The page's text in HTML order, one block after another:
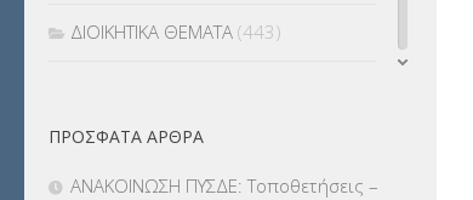
ΔΙΟΙΚΗΤΙΚΑ ΘΕΜΑΤΑ (443)
ΕΚΔΡΟΜΕΣ(7.354)
ΠΡΌΣΦΑΤΑ ΆΡΘΡΑ
ΑΝΑΚΟΙΝΩΣΗ ΠΥΣΔΕ: Τοποθετήσεις –